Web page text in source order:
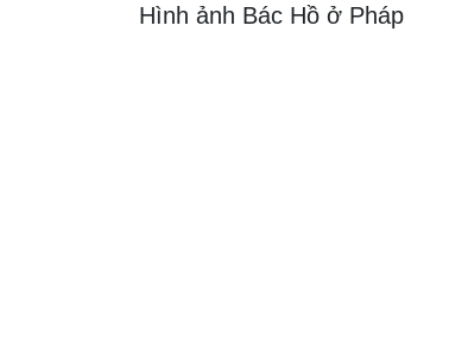
Hình ảnh Bác Hồ ở Pháp